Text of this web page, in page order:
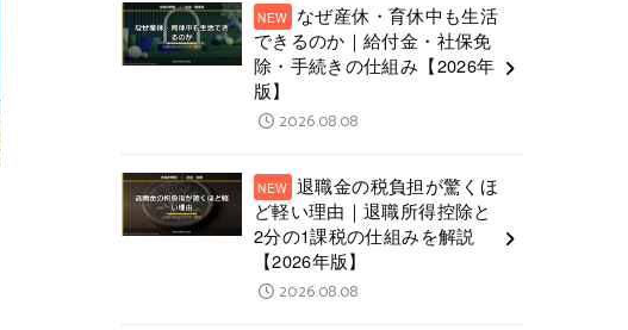
なぜ産休・育休中も生活
できるのか｜給付金・社保免
除・手続きの仕組み【2026年
版】
2026.08.08
退職金の税負担が驚くほ
ど軽い理由｜退職所得控除と
2分の1課税の仕組みを解説
【2026年版】
2026.08.08